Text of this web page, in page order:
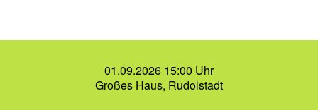
01.09.2026 15:00 Uhr
Großes Haus, Rudolstadt